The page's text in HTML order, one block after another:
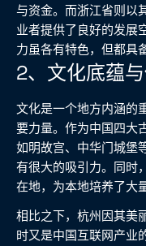
与资金。而浙江省则以
业者提供了良好的发展
力虽各有特色，但都具
2、文化底蕴
文化是一个地方内涵的
要力量。作为中国四大
如明故宫、中华门城堡
有很大的吸引力。同时
在地，为本地培养了大
相比之下，杭州因其美
时又是中国互联网产业